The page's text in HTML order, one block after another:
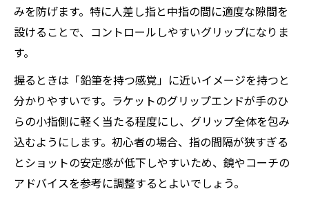
みを防げます。特に人差し指と中指の間に適度な隙間を
設けることで、コントロールしやすいグリップになりま
す。
握るときは「鉛筆を持つ感覚」に近いイメージを持つと
分かりやすいです。ラケットのグリップエンドが手のひ
らの小指側に軽く当たる程度にし、グリップ全体を包み
込むようにします。初心者の場合、指の間隔が狭すぎる
とショットの安定感が低下しやすいため、鏡やコーチの
アドバイスを参考に調整するとよいでしょう。